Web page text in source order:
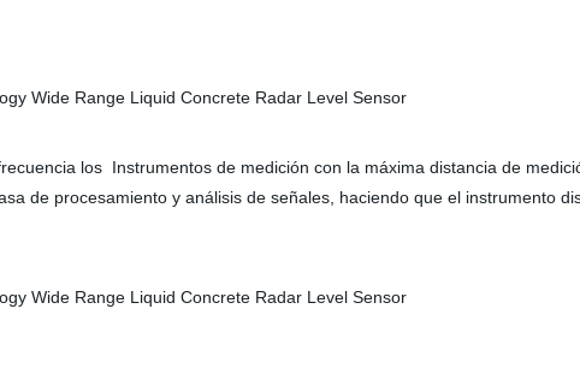
los Instrumentos de medición con la máxima distancia de
de procesamiento y análisis de señales, haciendo que el instrumento